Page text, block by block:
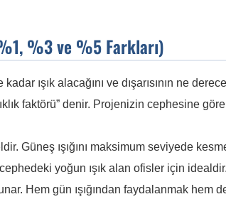
%3 ve %5 Farkları)
ışık alacağını ve dışarısının ne derece
faktörü” denir. Projenizin cephesine göre
Güneş ışığını maksimum seviyede
yoğun ışık alan ofisler için idealdir.
Hem gün ışığından faydalanmak hem